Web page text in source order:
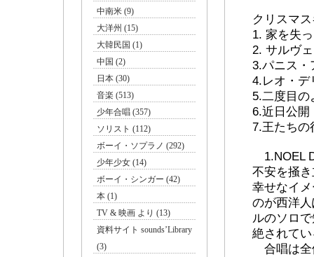
中南米 (9)
大洋州 (15)
大韓民国 (1)
中国 (2)
日本 (30)
音楽 (513)
少年合唱 (357)
ソリスト (112)
ボーイ・ソプラノ (292)
少年少女 (14)
ボーイ・シンガー (42)
本 (1)
TV & 映画 より (13)
資料サイト sounds’Library
(3)
クリスマ
1. 家を失
2. サルヴ
3.パニス・
4.レオ・デ
5.二度目の
6.近日公開
7.王たちの
1.NOEL
不安を掻
幸せなイ
のが西洋
ルのソロ
絶されて
合唱は全